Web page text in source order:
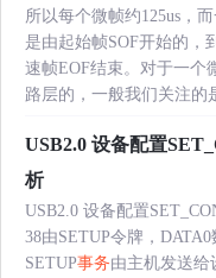
所以每个微帧约125us，
是由起始帧SOF开始的，
速帧EOF结束。对于一个
路层的，一般我们关注的
USB2.0 设备配置
析
USB2.0 设备配置
38由SETUP令牌，DATA0
SETUP事务由主机发送给